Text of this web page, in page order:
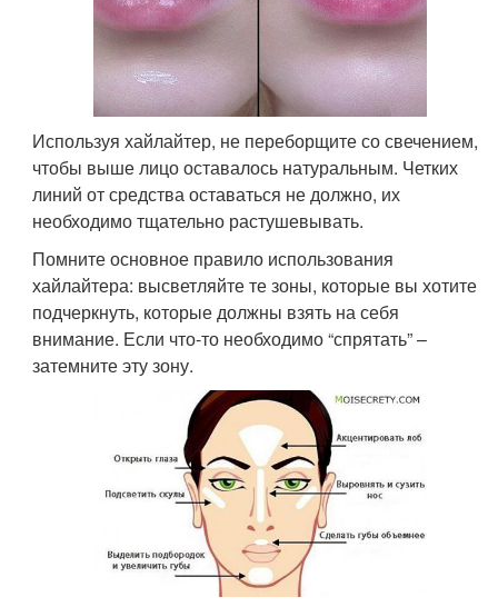
Используя хайлайтер, не переборщите со свечением,
чтобы выше лицо оставалось натуральным. Четких
линий от средства оставаться не должно, их
необходимо тщательно растушевывать.
Помните основное правило использования
хайлайтера: высветляйте те зоны, которые вы хотите
подчеркнуть, которые должны взять на себя
внимание. Если что-то необходимо “спрятать” –
затемните эту зону.